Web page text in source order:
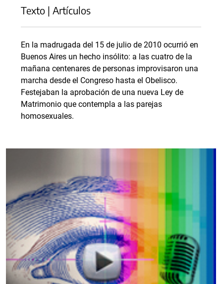
Texto | Artículos
En la madrugada del 15 de julio de 2010 ocurrió en
Buenos Aires un hecho insólito: a las cuatro de la
mañana centenares de personas improvisaron una
marcha desde el Congreso hasta el Obelisco.
Festejaban la aprobación de una nueva Ley de
Matrimonio que contempla a las parejas
homosexuales.